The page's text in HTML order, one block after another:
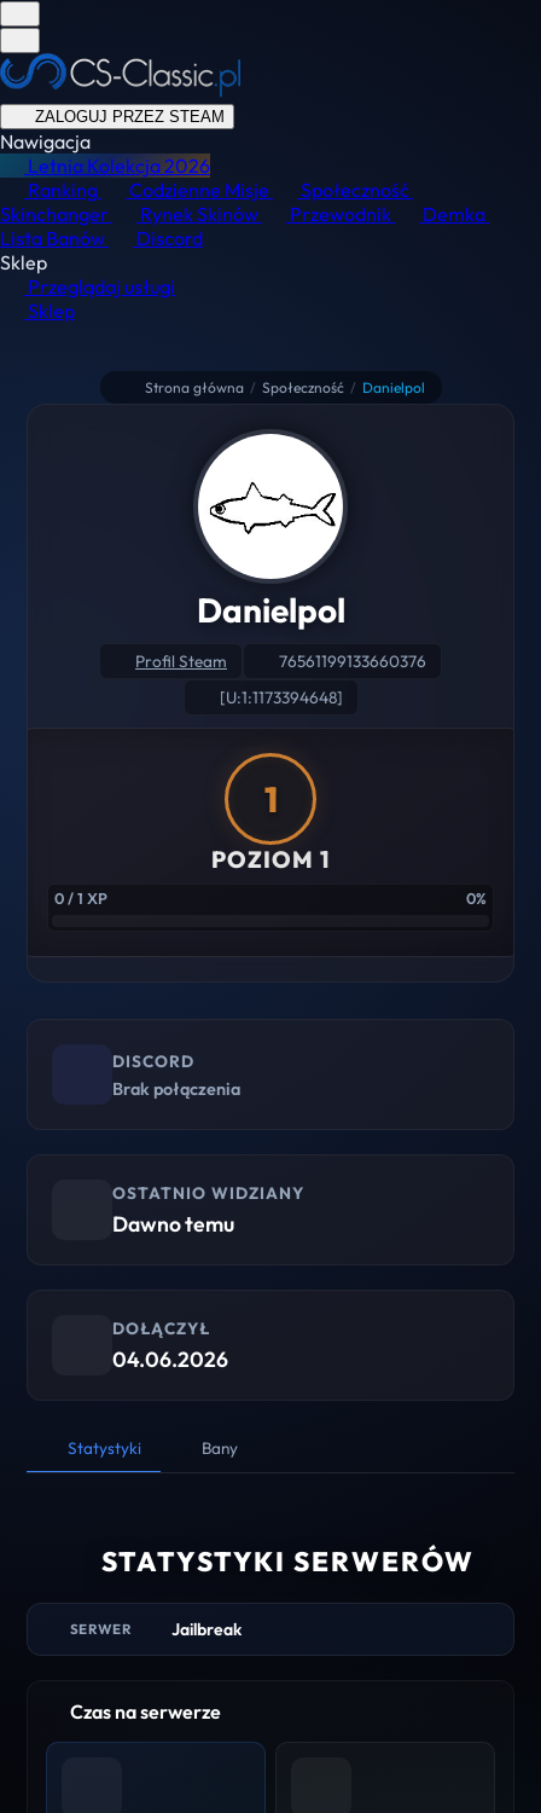
ZALOGUJ PRZEZ STEAM
Nawigacja
Letnia Kolekcja2026
Ranking
Codzienne Misje
Społeczność
Skinchanger
Rynek Skinów Przewodnik
Demka
Lista Banów
Discord
Sklep
Przeglądaj usługi
Sklep
Strona główna / Społeczność / Danielpol
Danielpol
Profil Steam
76561199133660376
[U:1:1173394648]
1
POZIOM 1
0 / 1 XP 0%
DISCORD
Brak połączenia
OSTATNIO WIDZIANY
Dawno temu
DOŁĄCZYŁ
04.06.2026
Statystyki Bany
STATYSTYKI SERWERÓW
SERWER Jailbreak
Czas na serwerze